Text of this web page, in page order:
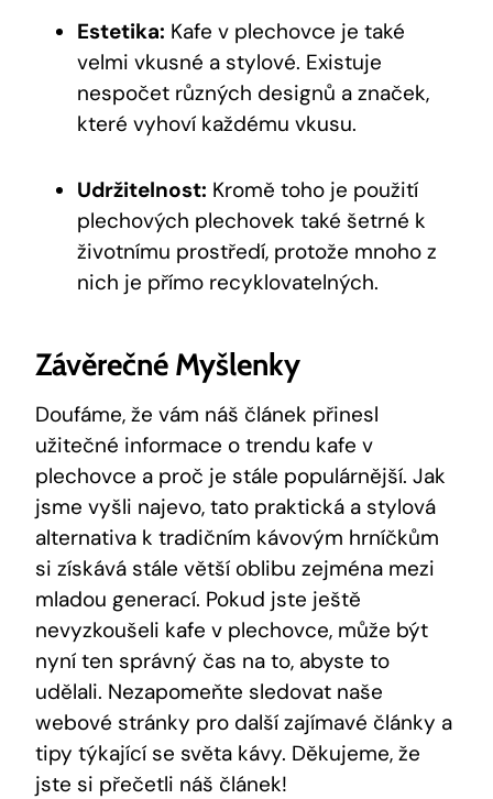
Estetika: Kafe v plechovce je také
velmi vkusné a stylové. Existuje
nespočet různých designů a značek,
které vyhoví každému vkusu.
Udržitelnost: Kromě toho je použití
plechových plechovek také šetrné k
životnímu prostředí, protože mnoho z
nich je přímo recyklovatelných.
Závěrečné Myšlenky
Doufáme, že vám náš článek přinesl
užitečné informace o trendu kafe v
plechovce a proč je stále populárnější. Jak
jsme vyšli najevo, tato praktická a stylová
alternativa k tradičním kávovým hrníčkům
si získává stále větší oblibu zejména mezi
mladou generací. Pokud jste ještě
nevyzkoušeli kafe v plechovce, může být
nyní ten správný čas na to, abyste to
udělali. Nezapomeňte sledovat naše
webové stránky pro další zajímavé články a
tipy týkající se světa kávy. Děkujeme, že
jste si přečetli náš článek!